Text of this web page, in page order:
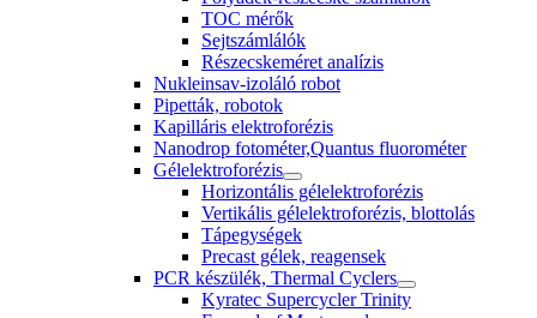
TOC mérők
Sejtszámlálók
Részecskeméret analízis
Nukleinsav-izoláló robot
Pipetták, robotok
Kapilláris elektroforézis
Nanodrop fotométer,Quantus fluorométer
Gélelektroforézis
Horizontális gélelektroforézis
Vertikális gélelektroforézis, blottolás
Tápegységek
Precast gélek, reagensek
PCR készülék, Thermal Cyclers
Kyratec Supercycler Trinity